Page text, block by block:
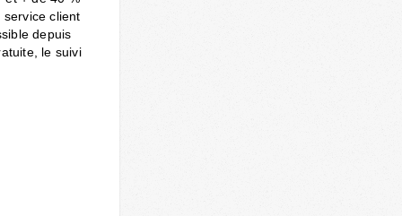
client
depuis
le suivi